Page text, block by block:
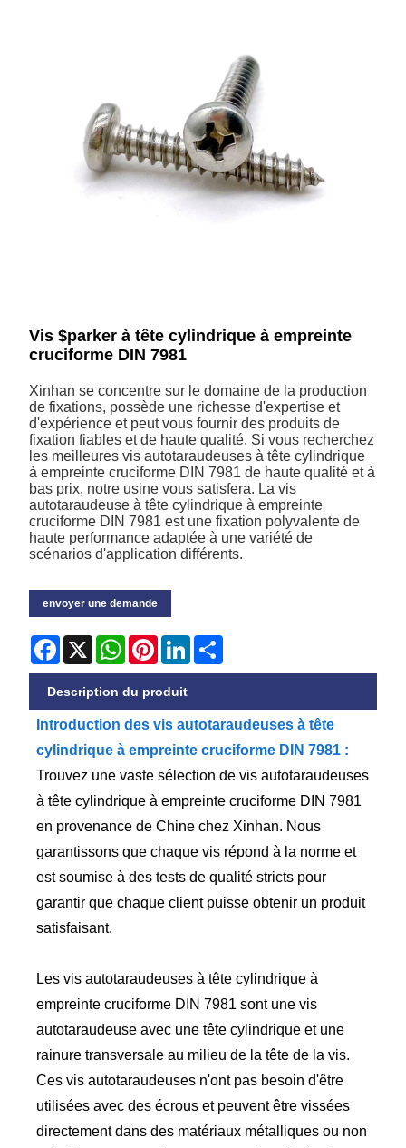
Vis $parker à tête cylindrique à empreinte
cruciforme DIN 7981
Xinhan se concentre sur le domaine de la production
de fixations, possède une richesse d'expertise et
d'expérience et peut vous fournir des produits de
fixation fiables et de haute qualité. Si vous recherchez
les meilleures vis autotaraudeuses à tête cylindrique
à empreinte cruciforme DIN 7981 de haute qualité et à
bas prix, notre usine vous satisfera. La vis
autotaraudeuse à tête cylindrique à empreinte
cruciforme DIN 7981 est une fixation polyvalente de
haute performance adaptée à une variété de
scénarios d'application différents.
envoyer une demande
Facebook
X WhatsApp
PinterestLinkedIn
Description du produit
Introduction des vis autotaraudeuses à tête
cylindrique à empreinte cruciforme DIN 7981 :
Trouvez une vaste sélection de vis autotaraudeuses
à tête cylindrique à empreinte cruciforme DIN 7981
en provenance de Chine chez Xinhan. Nous
garantissons que chaque vis répond à la norme et
est soumise à des tests de qualité stricts pour
garantir que chaque client puisse obtenir un produit
satisfaisant.
Les vis autotaraudeuses à tête cylindrique à
empreinte cruciforme DIN 7981 sont une vis
autotaraudeuse avec une tête cylindrique et une
rainure transversale au milieu de la tête de la vis.
Ces vis autotaraudeuses n'ont pas besoin d'être
utilisées avec des écrous et peuvent être vissées
directement dans des matériaux métalliques ou non